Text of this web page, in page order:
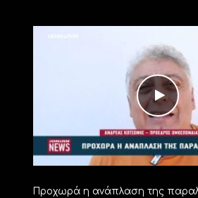
Προχωρά η ανάπλαση της